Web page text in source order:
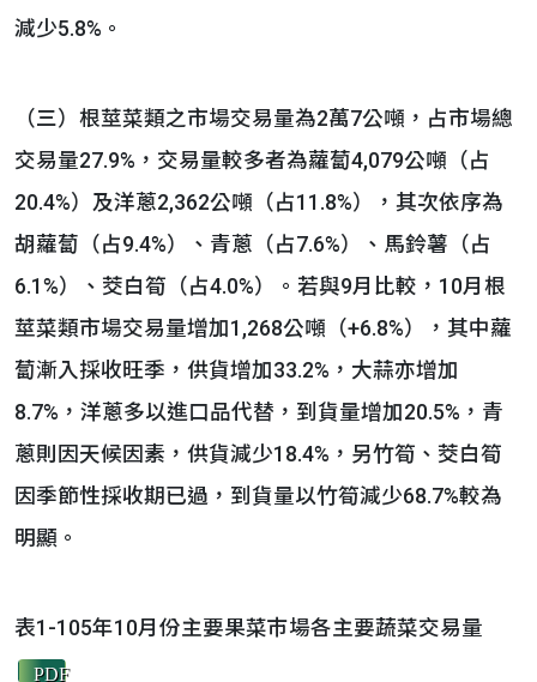
減少5.8%。
（三）根莖菜類之市場交易量為2萬7公噸，占市場總
交易量27.9%，交易量較多者為蘿蔔4,079公噸（占
20.4%）及洋蔥2,362公噸（占11.8%），其次依序為
胡蘿蔔（占9.4%）、青蔥（占7.6%）、馬鈴薯（占
6.1%）、茭白筍（占4.0%）。若與9月比較，10月根
莖菜類市場交易量增加1,268公噸（+6.8%），其中蘿
蔔漸入採收旺季，供貨增加33.2%，大蒜亦增加
8.7%，洋蔥多以進口品代替，到貨量增加20.5%，青
蔥則因天候因素，供貨減少18.4%，另竹筍、茭白筍
因季節性採收期已過，到貨量以竹筍減少68.7%較為
明顯。
表1-105年10月份主要果菜巿場各主要蔬菜交易量
PDF